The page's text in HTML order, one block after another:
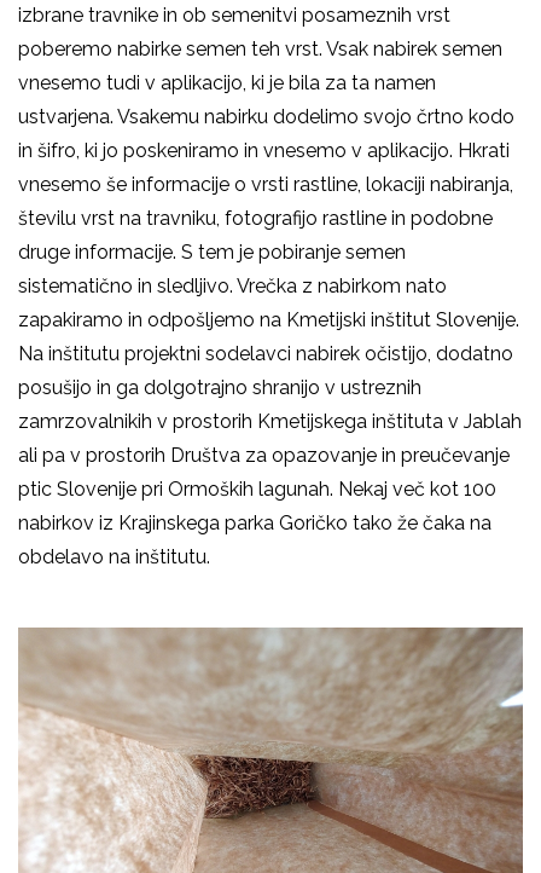
izbrane travnike in ob semenitvi posameznih vrst
poberemo nabirke semen teh vrst. Vsak nabirek semen
vnesemo tudi v aplikacijo, ki je bila za ta namen
ustvarjena. Vsakemu nabirku dodelimo svojo črtno kodo
in šifro, ki jo poskeniramo in vnesemo v aplikacijo. Hkrati
vnesemo še informacije o vrsti rastline, lokaciji nabiranja,
številu vrst na travniku, fotografijo rastline in podobne
druge informacije. S tem je pobiranje semen
sistematično in sledljivo. Vrečka z nabirkom nato
zapakiramo in odpošljemo na Kmetijski inštitut Slovenije.
Na inštitutu projektni sodelavci nabirek očistijo, dodatno
posušijo in ga dolgotrajno shranijo v ustreznih
zamrzovalnikih v prostorih Kmetijskega inštituta v Jablah
ali pa v prostorih Društva za opazovanje in preučevanje
ptic Slovenije pri Ormoških lagunah. Nekaj več kot 100
nabirkov iz Krajinskega parka Goričko tako že čaka na
obdelavo na inštitutu.